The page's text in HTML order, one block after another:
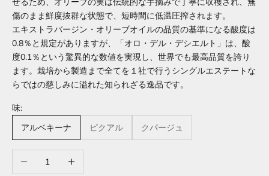
せるため、オリーブの実は伝統的な手摘みで丁寧に収穫され、無
傷のまま鮮度抜群な状態で、短時間に低温圧搾されます。
エキストラバージン・オリーブオイルの品質の基準になる酸度は
0.8％と規定がありますが、「オロ・デル・デシエルト」は、酸
度0.1％という驚異的な数値を実現し、世界でも最高品質を誇り
ます。栽培から製造まで全てを１社で行うシングルエステートな
らではの慈しみに溢れた知られざる逸品です。
味:
アルベキーナ
ピクアル クパージュ
数量を減らす 数量を増やす